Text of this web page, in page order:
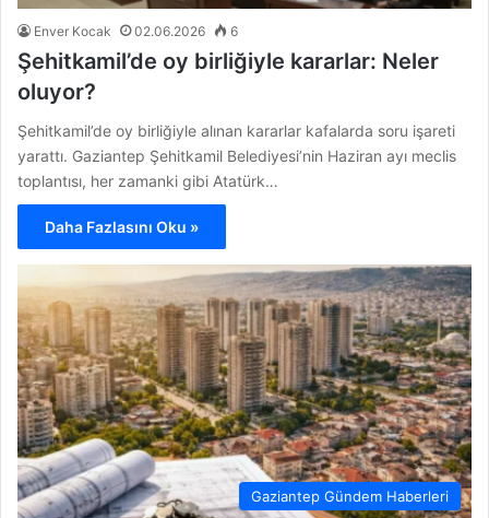
Enver Kocak 02.06.2026 6
Şehitkamil’de oy birliğiyle kararlar: Neler
oluyor?
Şehitkamil’de oy birliğiyle alınan kararlar kafalarda soru işareti
yarattı. Gaziantep Şehitkamil Belediyesi’nin Haziran ayı meclis
toplantısı, her zamanki gibi Atatürk…
Daha Fazlasını Oku »
Gaziantep Gündem Haberleri